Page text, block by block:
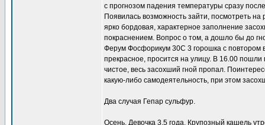
с прогнозом падения температуры сразу
Появилась возможность зайти, посмотреть
ярко бордовая, характерное заполнение
покраснением. Вопрос о том, а дошло бы до
Ферум Фосфорикум 30С 3 горошка с повтором
прекрасное, просится на улицу. В 16.00
чистое, весь засохший гной пропал.
какую-либо самодеятельность, при этом
Два случая Гепар сульфур.
Осень. Девочка 3.5 года. Крупозный кашель